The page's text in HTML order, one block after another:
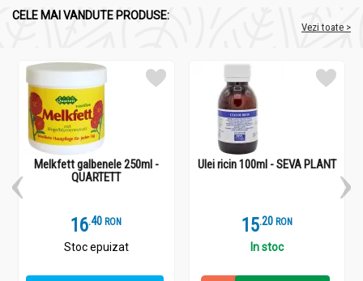
CELE MAI VANDUTE PRODUSE:
Vezi toate >
Melkfett galbenele 250ml -
QUARTETT
16.4 RON
Stoc epuizat
Ulei ricin 100ml - SEVA PLANT
15.2 RON
In stoc